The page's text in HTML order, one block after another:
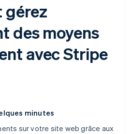
gérez
des moyens
avec Stripe
minutes
sur votre site web grâce aux